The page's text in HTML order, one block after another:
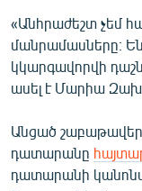
ՁԳՏԵԼՈՎ
ՓՈԴՔԱՍԹ
Հայերեն
English
«Անհրաժեշտ չեմ
մանրամասները։
կկարգավորվի
ասել է Մարիա
Անցած
դատարանը
դատարանի